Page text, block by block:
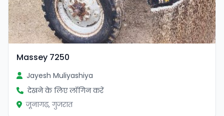
Massey 7250
Jayesh Muliyashiya
देखने के लिए लॉगिन करें
जूनागढ़, गुजरात